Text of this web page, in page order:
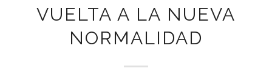
VUELTA A LA NUEVA
NORMALIDAD